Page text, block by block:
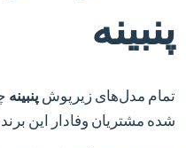
پنبینه
تمام مدل‌های زیرپوش پنبینه
شده مشتریان وفادار این